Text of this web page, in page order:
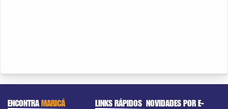
ENCONTRAMARICÁ LINKS RÁPIDOS NOVIDADES POR E-